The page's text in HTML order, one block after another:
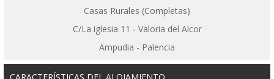
Casas Rurales (Completas)
C/La iglesia 11 - Valoria del Alcor
Ampudia - Palencia